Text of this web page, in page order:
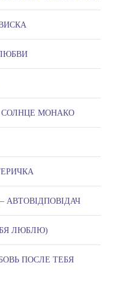
МОНАКО
– АВТОВІДПОВІДАЧ
ЛЮБЛЮ)
ПОСЛЕ ТЕБЯ